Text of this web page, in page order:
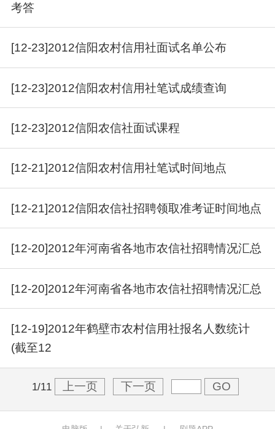
考答
[12-23]2012信阳农村信用社面试名单公布
[12-23]2012信阳农村信用社笔试成绩查询
[12-23]2012信阳农信社面试课程
[12-21]2012信阳农村信用社笔试时间地点
[12-21]2012信阳农信社招聘领取准考证时间地点
[12-20]2012年河南省各地市农信社招聘情况汇总
[12-20]2012年河南省各地市农信社招聘情况汇总
[12-19]2012年鹤壁市农村信用社报名人数统计
(截至12
1/11 上一页 下一页 GO